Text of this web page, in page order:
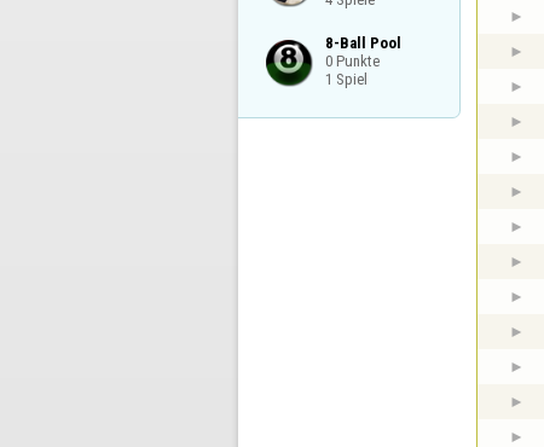
8-Ball Pool
0 Punkte
1 Spiel